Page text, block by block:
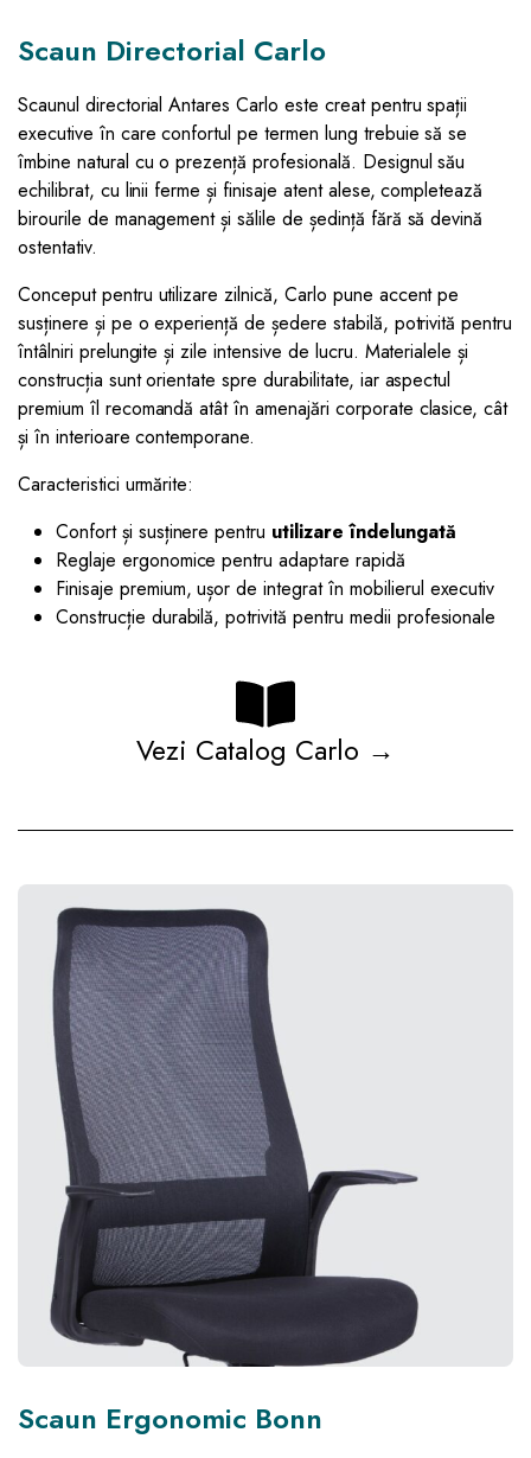
Scaun Directorial Carlo
Scaunul directorial Antares Carlo este creat pentru spații
executive în care confortul pe termen lung trebuie să se
îmbine natural cu o prezență profesională. Designul său
echilibrat, cu linii ferme și finisaje atent alese, completează
birourile de management și sălile de ședință fără să devină
ostentativ.
Conceput pentru utilizare zilnică, Carlo pune accent pe
susținere și pe o experiență de ședere stabilă, potrivită pentru
întâlniri prelungite și zile intensive de lucru. Materialele și
construcția sunt orientate spre durabilitate, iar aspectul
premium îl recomandă atât în amenajări corporate clasice, cât
și în interioare contemporane.
Caracteristici urmărite:
Confort și susținere pentru utilizare îndelungată
Reglaje ergonomice pentru adaptare rapidă
Finisaje premium, ușor de integrat în mobilierul executiv
Construcție durabilă, potrivită pentru medii profesionale
Vezi Catalog Carlo →
Scaun Ergonomic Bonn